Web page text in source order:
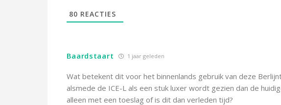
80 REACTIES
Baardstaart 1 jaar geleden
Wat betekent dit voor het binnenlands gebruik van deze
alsmede de ICE-L als een stuk luxer wordt gezien dan de
alleen met een toeslag of is dit dan verleden tijd?